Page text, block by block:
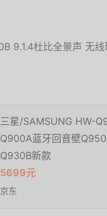
三星/SAMSUNG HW-
Q900A蓝牙回音壁
Q930B新款
5699元
京东